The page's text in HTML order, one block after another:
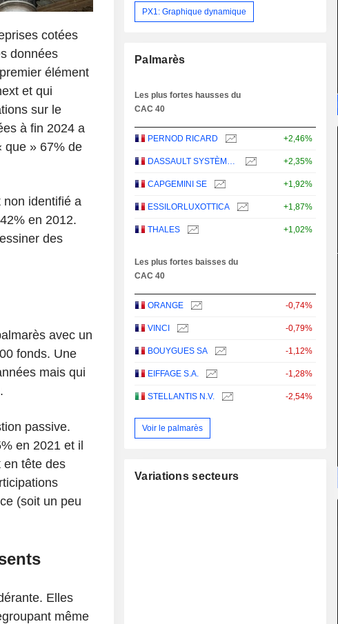
cotées
données
élément
et qui
sur le
à fin 2024 a
que » 67% de
non identifié a
en 2012.
des
avec un
fonds. Une
mais qui
passive.
en 2021 et il
en tête des
(soit un peu
Elles
même
PX1: Graphique dynamique
Palmarès
Les plus fortes hausses du
CAC 40
PERNOD RICARD +2,46%
DASSAULT SYSTÈMES SE +2,35%
CAPGEMINI SE +1,92%
ESSILORLUXOTTICA +1,87%
THALES +1,02%
Les plus fortes baisses du
CAC 40
ORANGE -0,74%
VINCI -0,79%
BOUYGUES SA -1,12%
EIFFAGE S.A. -1,28%
STELLANTIS N.V. -2,54%
Voir le palmarès
Variations secteurs